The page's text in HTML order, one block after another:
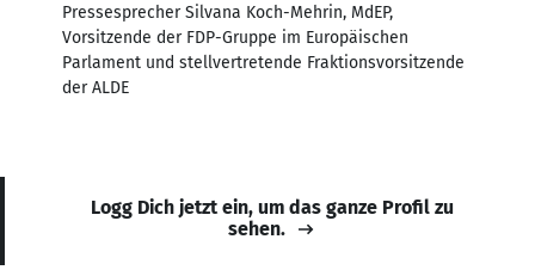
Pressesprecher Silvana Koch-Mehrin, MdEP,
Vorsitzende der FDP-Gruppe im Europäischen
Parlament und stellvertretende Fraktionsvorsitzende
der ALDE
Logg Dich jetzt ein, um das ganze Profil zu
sehen.